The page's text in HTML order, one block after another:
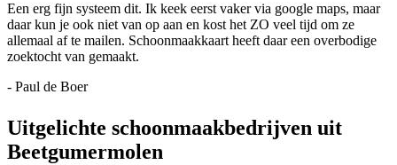
Een erg fijn systeem dit. Ik keek eerst vaker via google maps, maar
daar kun je ook niet van op aan en kost het ZO veel tijd om ze
allemaal af te mailen. Schoonmaakkaart heeft daar een overbodige
zoektocht van gemaakt.
- Paul de Boer
Uitgelichte schoonmaakbedrijven uit
Beetgumermolen